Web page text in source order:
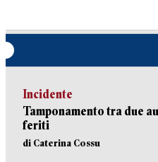
Incidente
Tamponamento tra due
feriti
di Caterina Cossu